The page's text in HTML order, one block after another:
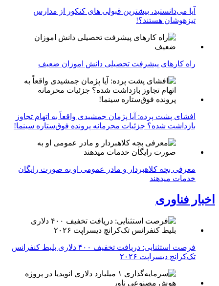
آیا می‌دانستید، بیشترین قبولی های کنکور از مدارس
تیزهوشان هستند؟!
راه کارهای پیشرفت تحصیلی دانش اموزان ضعیف
افشای پشت پرده: آیا پژمان جمشیدی واقعاً به اتهام تجاوز
بازداشت شده؟ جزئیات محرمانه پرونده فوق‌ستاره سینما!
معرفی بچه کلاهبردار و مادر عمومی او به صورت رایگان
خدمات میدهند
اخبار فناوری
فرصت استثنایی: دریافت تخفیف ۴۰۰ دلاری بلیط کنفرانس
تک‌کرانچ دیسراپت ۲۰۲۶